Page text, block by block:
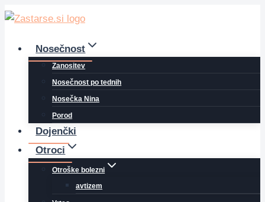
Skip
contentNosečnost
Zanositev
Nosečnost po tednih
Nosečka Nina
Porod
Dojenčki
Otroci
Otroške bolezni
avtizem